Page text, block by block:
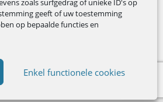
zoals surfgedrag of unieke ID's op
geeft of uw toestemming
op bepaalde functies en
Enkel functionele cookies